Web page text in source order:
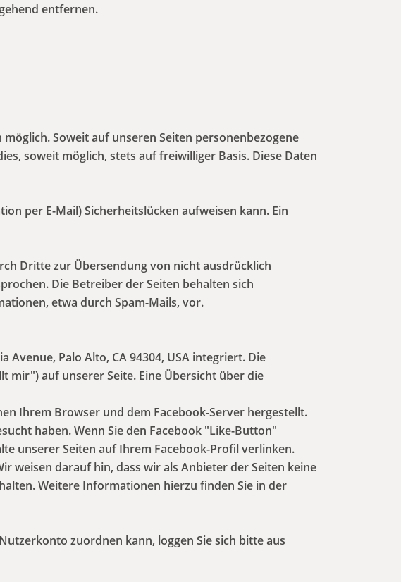
entfernen.
Soweit auf unseren Seiten personenbezogene
soweit möglich, stets auf freiwilliger Basis. Diese Daten
per E-Mail) Sicherheitslücken aufweisen kann. Ein
Dritte zur Übersendung von nicht ausdrücklich
Die Betreiber der Seiten behalten sich
etwa durch Spam-Mails, vor.
Palo Alto, CA 94304, USA integriert. Die
mir") auf unserer Seite. Eine Übersicht über die
Ihrem Browser und dem Facebook-Server hergestellt.
haben. Wenn Sie den Facebook "Like-Button"
unserer Seiten auf Ihrem Facebook-Profil verlinken.
weisen darauf hin, dass wir als Anbieter der Seiten keine
Weitere Informationen hierzu finden Sie in der
zuordnen kann, loggen Sie sich bitte aus